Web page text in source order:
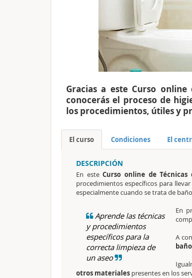
Gracias a este Curso
conocerás el proceso de
los procedimientos, útiles y
El curso Condiciones El
DESCRIPCIÓN
En esteCurso online de Técnicas
procedimientos específicos para
especialmente cuando se trata de
Aprende las técnicas
y procedimientos
específicos para la
correcta limpieza de
un aseo
En
A
otros materiales presentes en los